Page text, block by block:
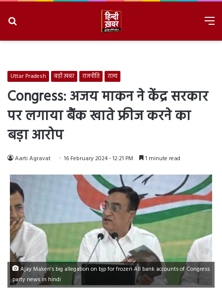
Uttar Pradesh बड़ी ख़बर राजनीति राज्य
Congress: अजय माकन ने केंद्र सरकार
पर लगाया बैंक खाते फ्रीज करने का
बड़ा आरोप
Aarti Agravat 16 February 2024 - 12:21 PM 1 minute read
Ajay Maken's big allegation on bjp for frozen All bank accounts of Congress
party news in hindi